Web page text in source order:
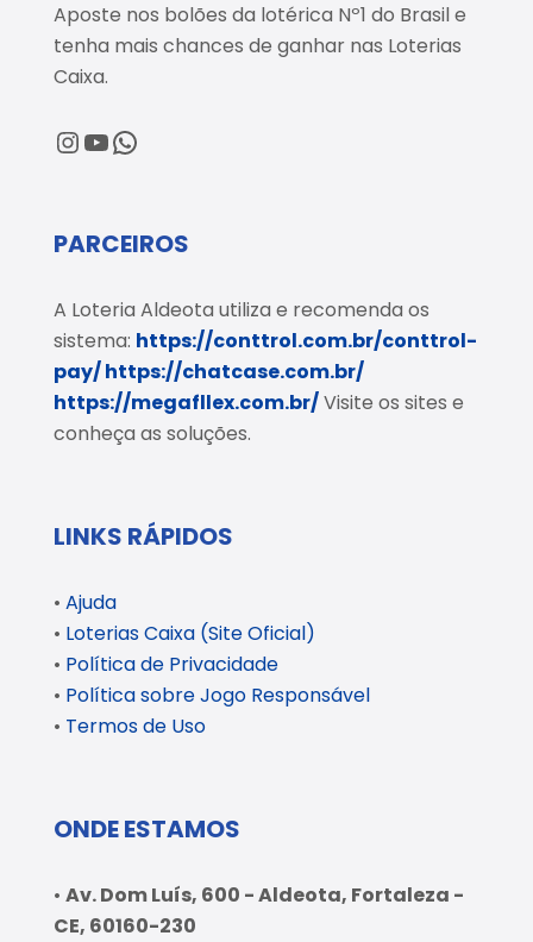
Aposte nos bolões da lotérica Nº1 do Brasil e
tenha mais chances de ganhar nas Loterias
Caixa.
@loteriaaldeota
@loteriaaldeota
Central de Atendimento
PARCEIROS
A Loteria Aldeota utiliza e recomenda os
sistema: https://conttrol.com.br/conttrol-
pay/https://chatcase.com.br/
https://megafllex.com.br/Visite os sites e
conheça as soluções.
LINKS RÁPIDOS
• Ajuda
• Loterias Caixa (Site Oficial)
• Política de Privacidade
• Política sobre Jogo Responsável
• Termos de Uso
ONDE ESTAMOS
• Av. Dom Luís, 600 - Aldeota, Fortaleza -
CE, 60160-230